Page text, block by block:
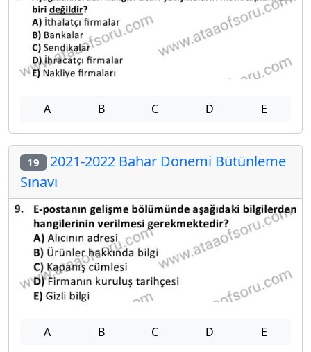
A B C D E
19 2021-2022 Bahar Dönemi Bütünleme
Sınavı
A B C D E